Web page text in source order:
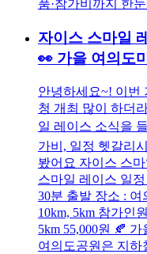
자이스 스마일
👀 가을 여의도
안녕하세요~! 이번
청 개최 많이 하더
일 레이스 소식을
가비, 일정 헷갈리
봤어요 자이스 스
스마일 레이스 일정
30분 출발 장소 :
10km, 5km 참가인
5km 55,000원 🍂
여의도공원은 지